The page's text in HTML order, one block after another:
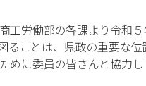
労働部の各課より令和
ことは、県政の重要な位
に委員の皆さんと協力し